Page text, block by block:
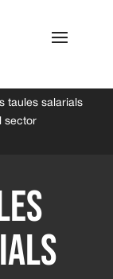
taules salarials
sector